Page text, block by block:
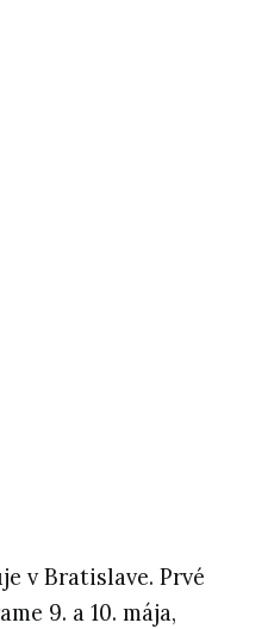
v Bratislave. Prvé
9. a 10. mája,